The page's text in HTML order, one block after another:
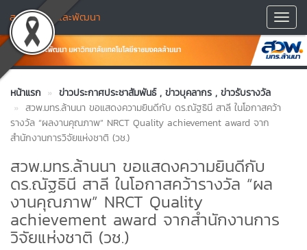
สถาบันวิจัยและพัฒนา
หน้าแรก ข่าวประกาศประชาสัมพันธ์ , ข่าวบุคลากร , ข่าวรับรางวัล
สวพ.มทร.ล้านนา ขอแสดงความยินดีกับ ดร.ณัฐธินี สาลี ในโอกาสคว้า
รางวัล “ผลงานคุณภาพ” NRCT Quality achievement award จาก
สำนักงานการวิจัยแห่งชาติ (วช.)
สวพ.มทร.ล้านนา ขอแสดงความยินดีกับ
ดร.ณัฐธินี สาลี ในโอกาสคว้ารางวัล “ผล
งานคุณภาพ” NRCT Quality
achievement award จากสำนักงานการ
วิจัยแห่งชาติ (วช.)